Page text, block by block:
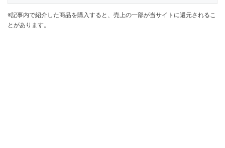
※記事内で紹介した商品を購入すると、売上の一部が当サイトに還元されるこ
とがあります。